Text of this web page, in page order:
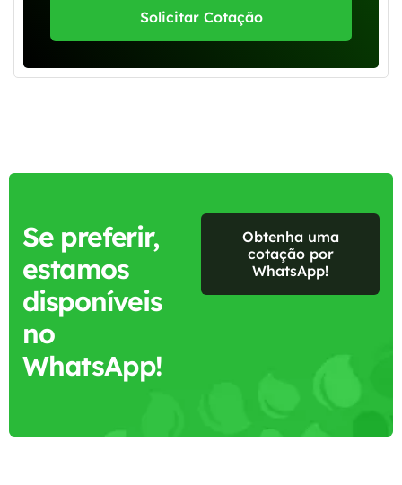
Solicitar Cotação
Se preferir,
estamos
disponíveis
no
WhatsApp!
Obtenha uma
cotação por
WhatsApp!